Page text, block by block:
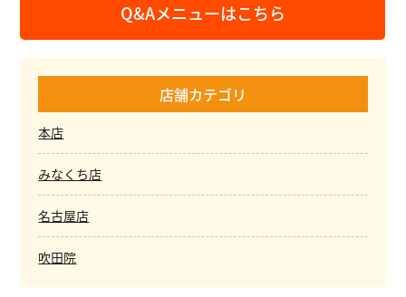
Q&Aメニューはこちら
店舗カテゴリ
本店
みなくち店
名古屋店
吹田院